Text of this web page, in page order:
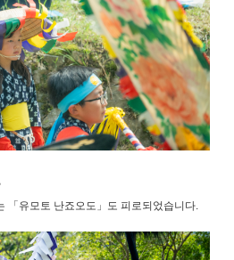
「유모토 난죠오도」도 피로되었습니다.